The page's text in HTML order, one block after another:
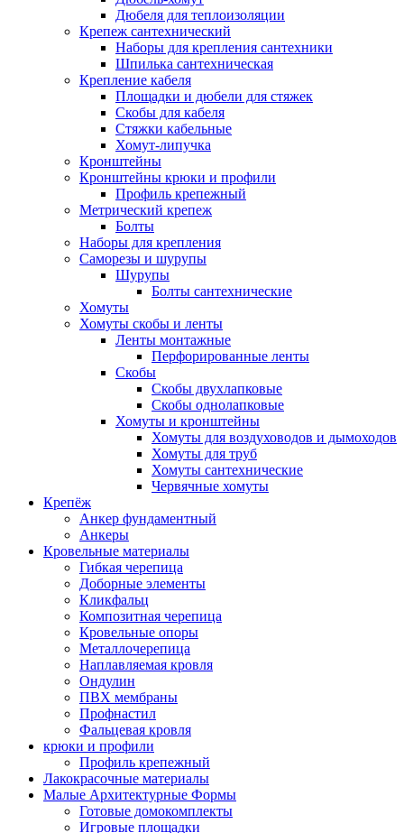
Дюбеля для теплоизоляции
Крепеж сантехнический
Наборы для крепления сантехники
Шпилька сантехническая
Крепление кабеля
Площадки и дюбели для стяжек
Скобы для кабеля
Стяжки кабельные
Хомут-липучка
Кронштейны
Кронштейны крюки и профили
Профиль крепежный
Метрический крепеж
Болты
Наборы для крепления
Саморезы и шурупы
Шурупы
Болты сантехнические
Хомуты
Хомуты скобы и ленты
Ленты монтажные
Перфорированные ленты
Скобы
Скобы двухлапковые
Скобы однолапковые
Хомуты и кронштейны
Хомуты для воздуховодов и дымоходов
Хомуты для труб
Хомуты сантехнические
Червячные хомуты
Крепёж
Анкер фундаментный
Анкеры
Кровельные материалы
Гибкая черепица
Доборные элементы
Кликфальц
Композитная черепица
Кровельные опоры
Металлочерепица
Наплавляемая кровля
Ондулин
ПВХ мембраны
Профнастил
Фальцевая кровля
крюки и профили
Профиль крепежный
Лакокрасочные материалы
Малые Архитектурные Формы
Готовые домокомплекты
Игровые площадки